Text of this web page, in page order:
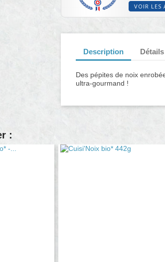
VOIR LES
Description
Des pépites de noix
ultra-gourmand !
: